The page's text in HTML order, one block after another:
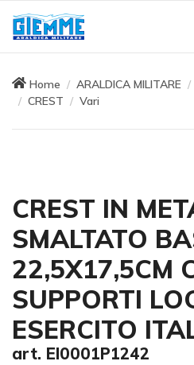
Home ARALDICA MILITARE
CREST
Vari
CREST IN
SMALTATO
22,5X17,5CM
SUPPORTI
ESERCITO
art. EI0001P1242